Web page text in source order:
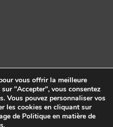
vous offrir la meilleure
"Accepter", vous consentez
Vous pouvez personnaliser vos
les cookies en cliquant sur
de Politique en matière de